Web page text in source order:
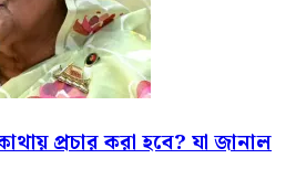
প্রচার করা হবে? যা জানাল